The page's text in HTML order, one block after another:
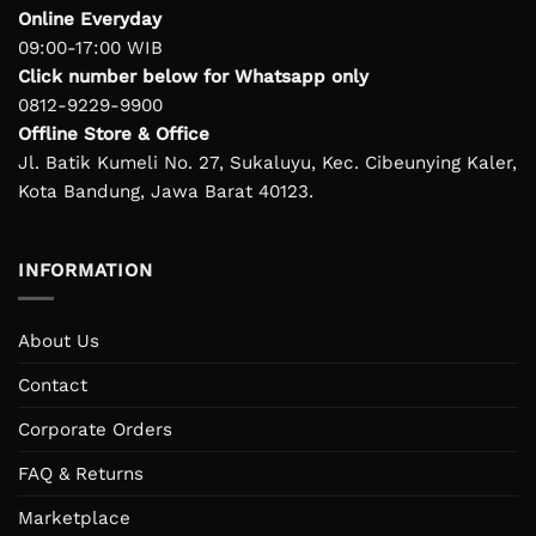
Online Everyday
09:00-17:00 WIB
Click number below for Whatsapp only
0812-9229-9900
Offline Store & Office
Jl. Batik Kumeli No. 27, Sukaluyu, Kec. Cibeunying Kaler,
Kota Bandung, Jawa Barat 40123.
INFORMATION
About Us
Contact
Corporate Orders
FAQ & Returns
Marketplace